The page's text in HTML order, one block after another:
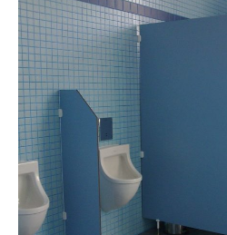
e
s
Интересное Новости События